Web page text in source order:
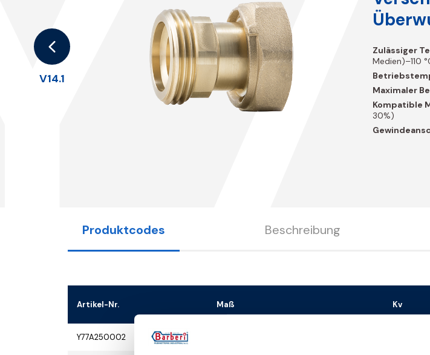
V14.1
Zulässiger
Medien)–110
Maximaler
Kompatible
30%)
Produktcodes Beschreibung
Artikel-Nr. Maß Kv
Y77A250002